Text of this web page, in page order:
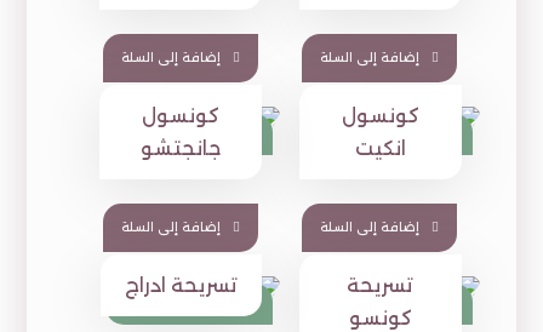
إضافة إلى السلة إضافة إلى السلة
كونسول
انكيت
⃁1,700
إضافة إلى السلة
كونسول
جانجتشو
⃁
⃁933
إضافة إلى السلة
تسريحة
كونسو
⃁
949
تسريحة ادراج
⃁ 1,590